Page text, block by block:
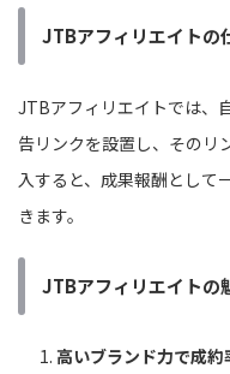
JTBアフィリエイトの
JTBアフィリエイトでは、
告リンクを設置し、そのリ
入すると、成果報酬として
きます。
JTBアフィリエイトの
高いブランド力で成